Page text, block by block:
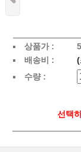
상품가 :
배송비 :
(
수량 :
선택